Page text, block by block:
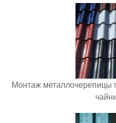
Монтаж металлочерепицы